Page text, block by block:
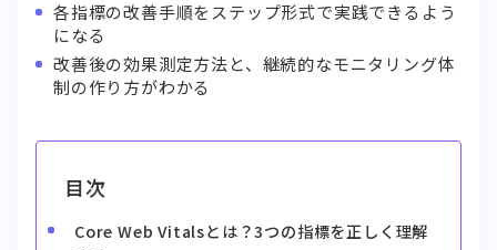
改善後の効果測定方法と、継続的なモニタリング体
制の作り方がわかる
目次
Core Web Vitalsとは？3つの指標を正しく理解
する
LCP（Largest Contentful Paint）とは